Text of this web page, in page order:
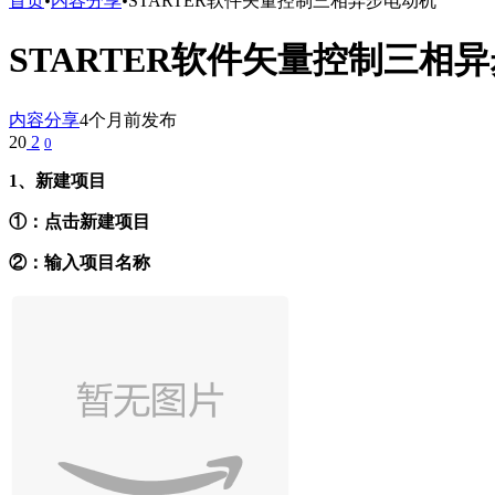
STARTER软件矢量控制三相
内容分享4个月前发布
20 2 0
1、新建项目
①：点击新建项目
②：输入项目名称